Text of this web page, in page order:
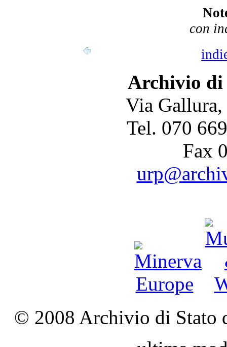
con
Archivio
Via
Tel. 070
Fax
© 2008 Archivio di Stato